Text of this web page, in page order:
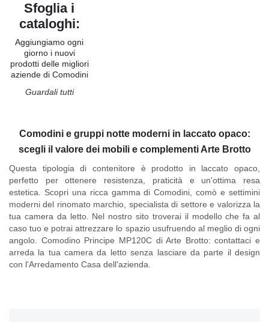
Comodini e gruppi notte moderni in laccato opaco:
scegli il valore dei mobili e complementi Arte Brotto
Questa tipologia di contenitore è prodotto in laccato opaco,
perfetto per ottenere resistenza, praticità e un'ottima resa
estetica. Scopri una ricca gamma di Comodini, comò e settimini
moderni del rinomato marchio, specialista di settore e valorizza la
tua camera da letto. Nel nostro sito troverai il modello che fa al
caso tuo e potrai attrezzare lo spazio usufruendo al meglio di ogni
angolo. Comodino Principe MP120C di Arte Brotto: contattaci e
arreda la tua camera da letto senza lasciare da parte il design
con l'Arredamento Casa dell'azienda.
Sfoglia i
cataloghi:
Aggiungiamo ogni
giorno i nuovi
prodotti delle migliori
aziende di Comodini
Guardali tutti